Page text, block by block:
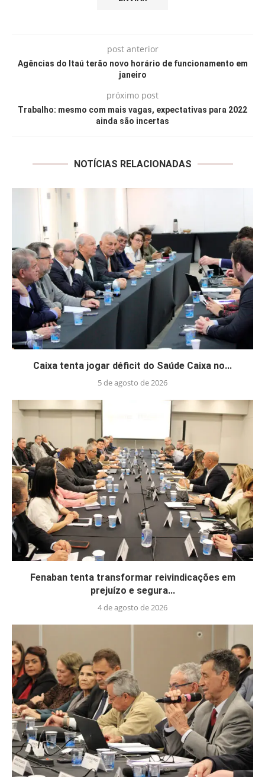
post anterior
Agências do Itaú terão novo horário de funcionamento em
janeiro
próximo post
Trabalho: mesmo com mais vagas, expectativas para 2022
ainda são incertas
NOTÍCIAS RELACIONADAS
Caixa tenta jogar déficit do Saúde Caixa no...
5 de agosto de 2026
Fenaban tenta transformar reivindicações em
prejuízo e segura...
4 de agosto de 2026